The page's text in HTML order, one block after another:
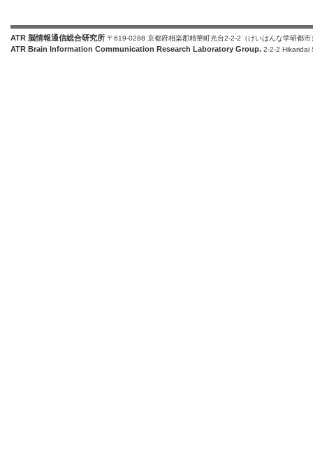
ATR 脳情報通信総合研究所 〒619-0288 京都府相楽郡精華町光台2-2-2（けいはんな学研都市
ATR Brain Information Communication Research Laboratory Group. 2-2-2 Hikaridai